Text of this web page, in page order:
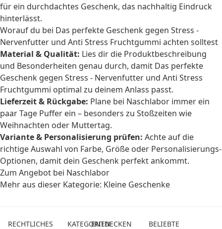
für ein durchdachtes Geschenk, das nachhaltig Eindruck
hinterlässt.
Worauf du bei Das perfekte Geschenk gegen Stress -
Nervenfutter und Anti Stress Fruchtgummi achten solltest
Material & Qualität: Lies dir die Produktbeschreibung
und Besonderheiten genau durch, damit Das perfekte
Geschenk gegen Stress - Nervenfutter und Anti Stress
Fruchtgummi optimal zu deinem Anlass passt.
Lieferzeit & Rückgabe: Plane bei Naschlabor immer ein
paar Tage Puffer ein – besonders zu Stoßzeiten wie
Weihnachten oder Muttertag.
Variante & Personalisierung prüfen: Achte auf die
richtige Auswahl von Farbe, Größe oder Personalisierungs-
Optionen, damit dein Geschenk perfekt ankommt.
Zum Angebot bei Naschlabor
Mehr aus dieser Kategorie: Kleine Geschenke
RECHTLICHES KATEGORIENENTDECKEN
BELIEBTE